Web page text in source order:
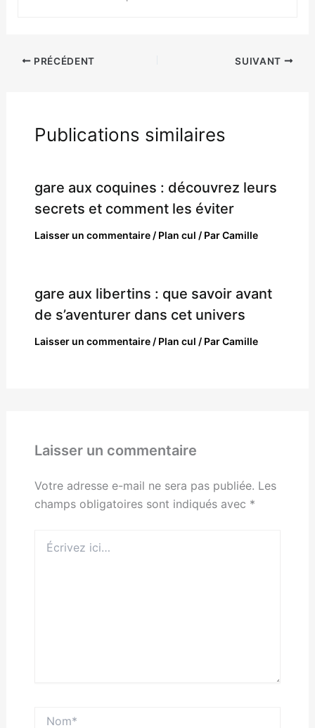
PRÉCÉDENT SUIVANT
Publications similaires
gare aux coquines : découvrez leurs
secrets et comment les éviter
Laisser un commentaire / Plan cul / ParCamille
gare aux libertins : que savoir avant
de s’aventurer dans cet univers
Laisser un commentaire / Plan cul / ParCamille
Laisser un commentaire
Votre adresse e-mail ne sera pas publiée. Les
champs obligatoires sont indiqués avec *
ici…